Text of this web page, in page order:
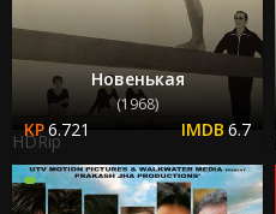
Новенькая
(1968)
6.721 6.7
HDRip